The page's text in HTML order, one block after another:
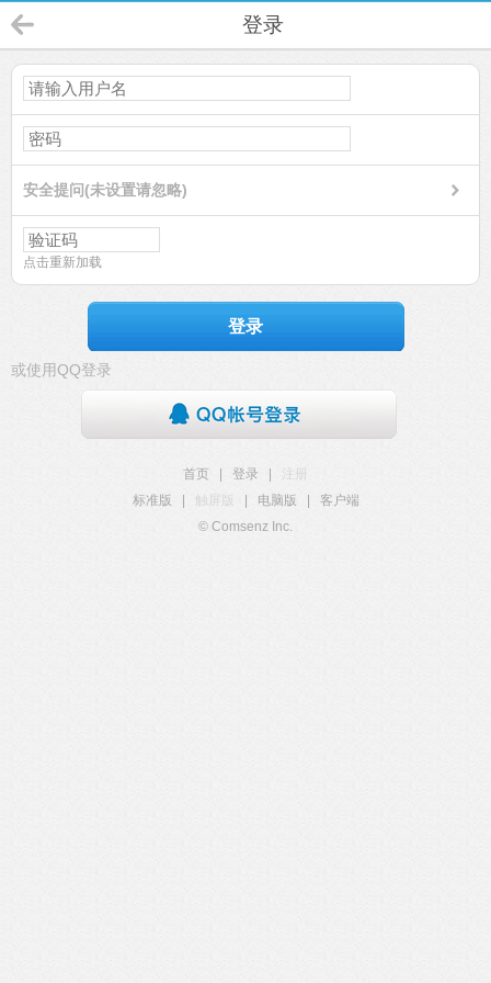
登录
安全提问(未设置请忽略)
点击重新加载
登录
或使用QQ登录
首页 登录
注册
标准版
触屏版 电脑版
客户端
© Comsenz Inc.